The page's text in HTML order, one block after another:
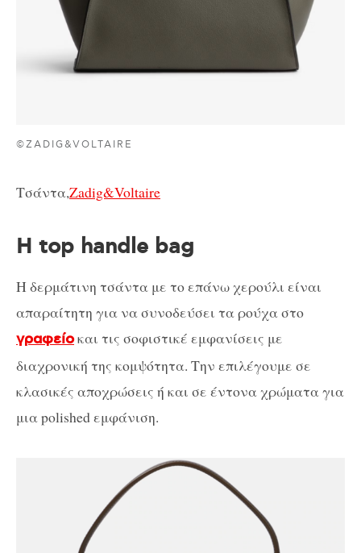
©ZADIG&VOLTAIRE
Τσάντα,Zadig&Voltaire
Η top handle bag
Η δερμάτινη τσάντα με το επάνω χερούλι είναι
απαραίτητη για να συνοδεύσει τα ρούχα στο
γραφείοκαι τις σοφιστικέ εμφανίσεις με
διαχρονική της κομψότητα. Την επιλέγουμε σε
κλασικές αποχρώσεις ή και σε έντονα χρώματα για
μια polished εμφάνιση.